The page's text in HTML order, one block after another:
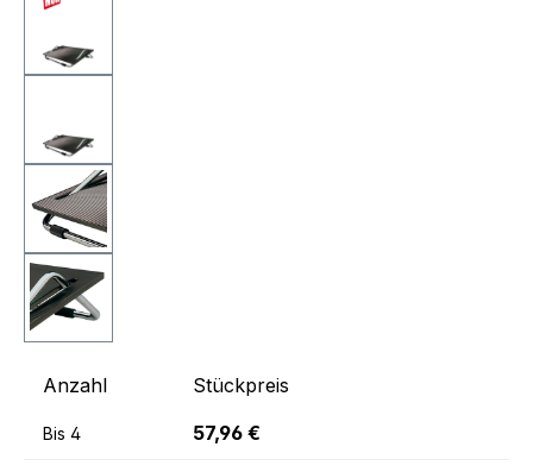
Anzahl Stückpreis
Bis 4 57,96 €